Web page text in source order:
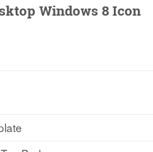
Windows 8 Icon